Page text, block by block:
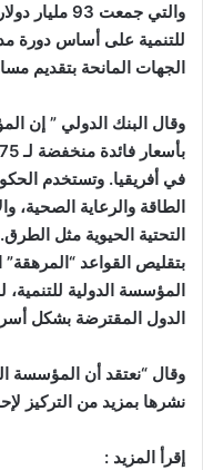
والتي جمعت
للتنمية على أساس دورة
الجهات المانحة بتقديم
وقال البنك الدولي ” إن
في أفريقيا. وتستخدم
الطاقة والرعاية الصحية،
التحتية الحيوية مثل
بتقليص القواعد
المؤسسة الدولية للتنمية،
الدول المقترضة بشكل
وقال “نعتقد أن المؤسسة
نشرها بمزيد من التركيز
إقرأ المزيد :